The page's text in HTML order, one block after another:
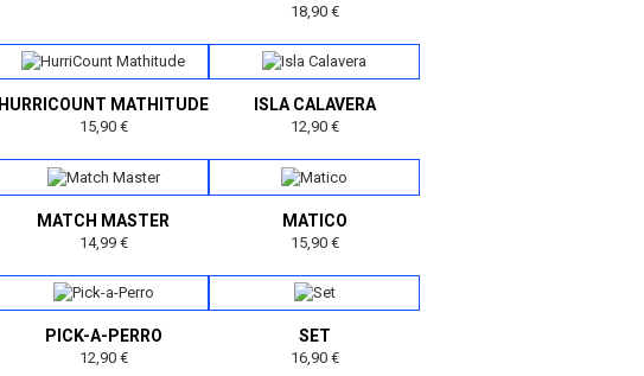
18,90 €
HURRICOUNT MATHITUDE
15,90 €
ISLA CALAVERA
12,90 €
MATCH MASTER
14,99 €
MATICO
15,90 €
PICK-A-PERRO
12,90 €
SET
16,90 €